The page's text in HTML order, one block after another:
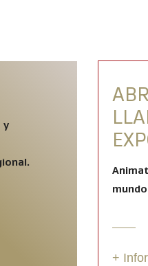
y
mundo
+